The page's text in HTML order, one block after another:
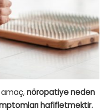
nöropatiye neden
hafifletmektir.